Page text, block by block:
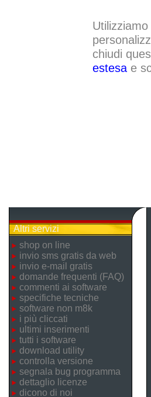
chiudi
estesae
Altri servizi
shop on line
invio sms gratis da web
invio e-mail gratis
domande frequenti (FAQ)
commenti ai software
specifiche tecniche
software non m8k
i più cliccati
ultimi inserimenti
tutti i software
download utility
controlla versione
segnala bug programma
dettaglio licenze
dicono di noi